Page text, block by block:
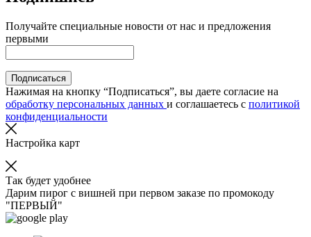
Получайте специальные новости от нас и предложения
первыми
Подписаться
Нажимая на кнопку “Подписаться”, вы даете согласие на
обработку персональных данных и соглашаетесь с политикой
конфиденциальности
Настройка карт
Так будет удобнее
Дарим пирог с вишней при первом заказе по промокоду
"ПЕРВЫЙ"